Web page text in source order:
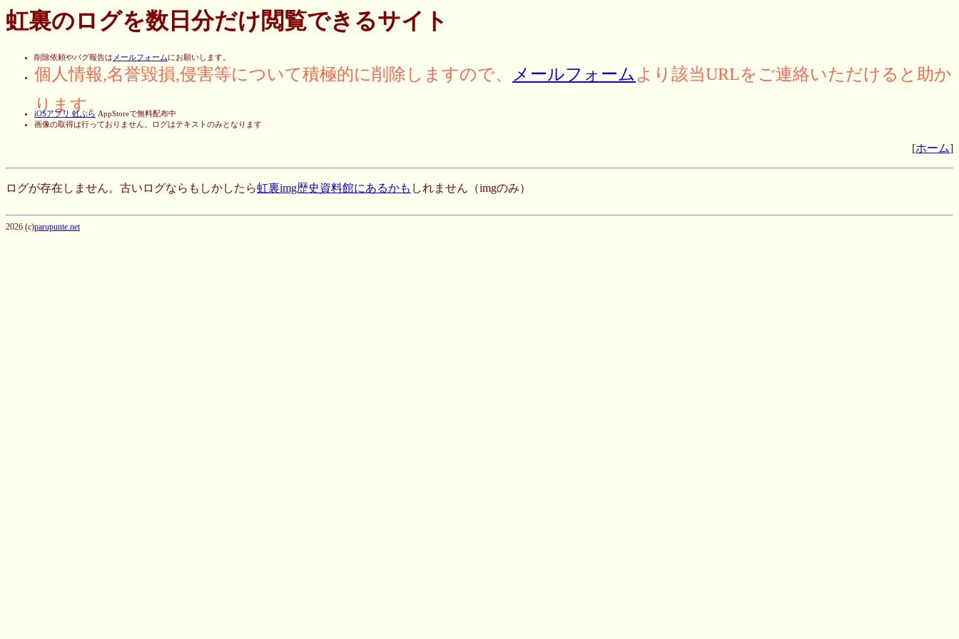
虹裏のログを数日分だけ閲覧できるサイト
削除依頼やバグ報告はメールフォームにお願いします。
個人情報,名誉毀損,侵害等について積極的に削除しますので、 メールフォーム より該当URLをご連絡いただけると助か
ります。
iOSアプリ 虹ぶら AppStoreで無料配布中
画像の取得は行っておりません。ログはテキストのみとなります
[ホーム]
ログが存在しません。古いログならもしかしたら虹裏img歴史資料館にあるかも しれません（imgのみ）
2026 (c)parupunte.net